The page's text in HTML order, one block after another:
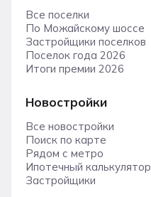
Все поселки
По Можайскому шоссе
Застройщики поселков
Поселок года 2026
Итоги премии 2026
Новостройки
Все новостройки
Поиск по карте
Рядом с метро
Ипотечный калькулятор
Застройщики